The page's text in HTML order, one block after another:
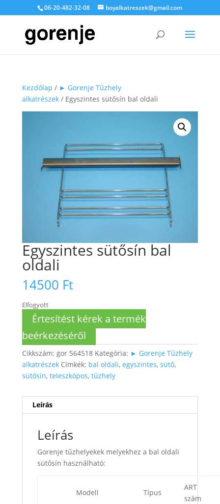
06-20-482-32-08 boyalkatreszek@gmail.com
Kezdőlap / ► Gorenje Tűzhely
alkatrészek/ Egyszintes sütősín bal oldali
Egyszintes sütősín bal
oldali
14500 Ft
Elfogyott
Értesítést kérek a termék
beérkezéséről
Cikkszám: gor 564518 Kategória: ► Gorenje Tűzhely
alkatrészek Címkék: bal oldali, egyszintes, sütő,
sütősín, teleszkópos, tűzhely
Leírás
Leírás
Gorenje tűzhelyekek melyekhez a bal oldali
sütősín használható:
Modell Típus
ART
szám